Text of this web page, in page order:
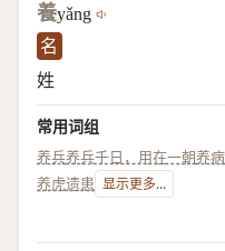
養yǎng
名
姓
常用词组
养兵养兵千日，用在一朝养病
养虎遗患 显示更多...